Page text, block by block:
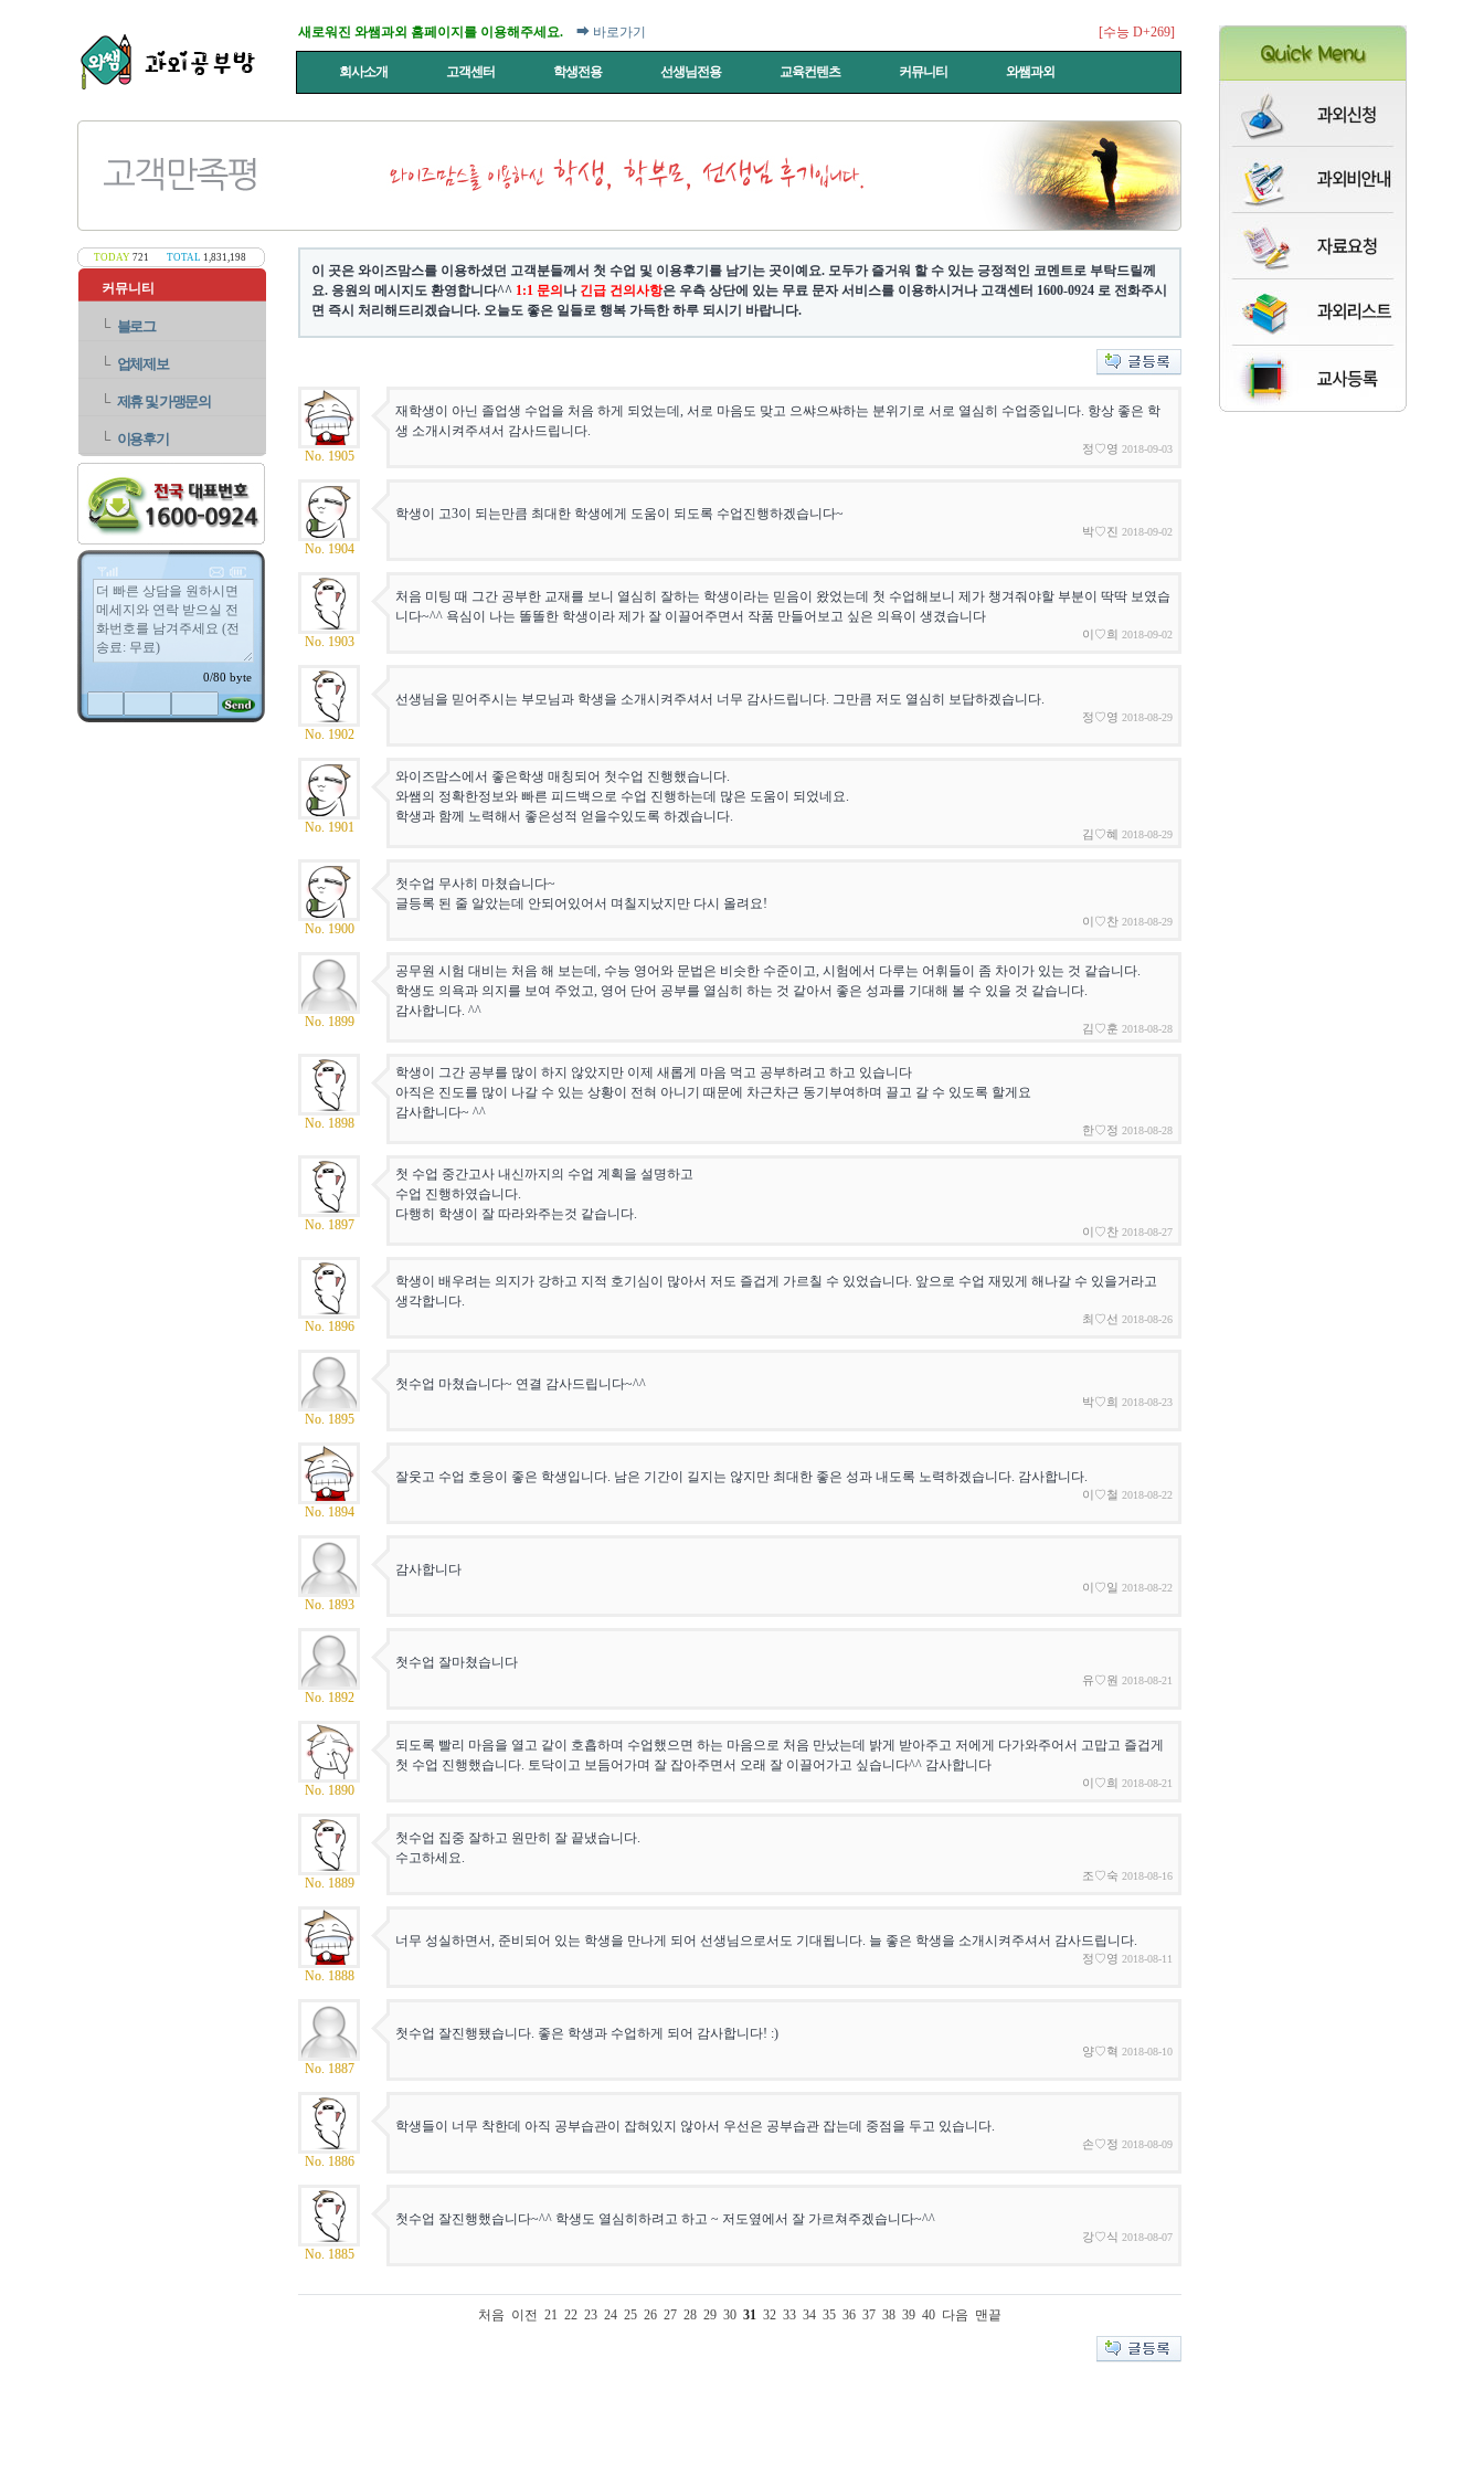
새로워진 와쌤과외 홈페이지를 이용해주세요. ➡ 바로가기 [수능 D+269]
회사소개 고객센터 학생전용 선생님전용 교육컨텐츠 커뮤니티 와쌤과외
이 곳은 와이즈맘스를 이용하셨던 고객분들께서 첫 수업 및 이용후기를 남기는 곳이예요. 모두가 즐거워 할 수 있는 긍정적인 코멘트로 부탁드릴께
요. 응원의 메시지도 환영합니다^^ 1:1 문의 나 긴급 건의사항은 우측 상단에 있는 무료 문자 서비스를 이용하시거나 고객센터 1600-0924 로 전화주시
면 즉시 처리해드리겠습니다. 오늘도 좋은 일들로 행복 가득한 하루 되시기 바랍니다.
No. 1905
재학생이 아닌 졸업생 수업을 처음 하게 되었는데, 서로 마음도 맞고 으쌰으쌰하는 분위기로 서로 열심히 수업중입니다. 항상 좋은 학
생 소개시켜주셔서 감사드립니다.
정♡영 2018-09-03
No. 1904
학생이 고3이 되는만큼 최대한 학생에게 도움이 되도록 수업진행하겠습니다~
박♡진 2018-09-02
No. 1903
처음 미팅 때 그간 공부한 교재를 보니 열심히 잘하는 학생이라는 믿음이 왔었는데 첫 수업해보니 제가 챙겨줘야할 부분이 딱딱 보였습
니다~^^ 욕심이 나는 똘똘한 학생이라 제가 잘 이끌어주면서 작품 만들어보고 싶은 의욕이 생겼습니다
이♡희 2018-09-02
No. 1902
선생님을 믿어주시는 부모님과 학생을 소개시켜주셔서 너무 감사드립니다. 그만큼 저도 열심히 보답하겠습니다.
정♡영 2018-08-29
No. 1901
와이즈맘스에서 좋은학생 매칭되어 첫수업 진행했습니다.
와쌤의 정확한정보와 빠른 피드백으로 수업 진행하는데 많은 도움이 되었네요.
학생과 함께 노력해서 좋은성적 얻을수있도록 하겠습니다.
김♡혜 2018-08-29
No. 1900
첫수업 무사히 마쳤습니다~
글등록 된 줄 알았는데 안되어있어서 며칠지났지만 다시 올려요!
이♡찬 2018-08-29
No. 1899
공무원 시험 대비는 처음 해 보는데, 수능 영어와 문법은 비슷한 수준이고, 시험에서 다루는 어휘들이 좀 차이가 있는 것 같습니다.
학생도 의욕과 의지를 보여 주었고, 영어 단어 공부를 열심히 하는 것 같아서 좋은 성과를 기대해 볼 수 있을 것 같습니다.
감사합니다. ^^
김♡훈 2018-08-28
No. 1898
학생이 그간 공부를 많이 하지 않았지만 이제 새롭게 마음 먹고 공부하려고 하고 있습니다
아직은 진도를 많이 나갈 수 있는 상황이 전혀 아니기 때문에 차근차근 동기부여하며 끌고 갈 수 있도록 할게요
감사합니다~ ^^
한♡정 2018-08-28
No. 1897
첫 수업 중간고사 내신까지의 수업 계획을 설명하고
수업 진행하였습니다.
다행히 학생이 잘 따라와주는것 같습니다.
이♡찬 2018-08-27
No. 1896
학생이 배우려는 의지가 강하고 지적 호기심이 많아서 저도 즐겁게 가르칠 수 있었습니다. 앞으로 수업 재밌게 해나갈 수 있을거라고
생각합니다.
최♡선 2018-08-26
No. 1895
첫수업 마쳤습니다~ 연결 감사드립니다~^^
박♡희 2018-08-23
No. 1894
잘웃고 수업 호응이 좋은 학생입니다. 남은 기간이 길지는 않지만 최대한 좋은 성과 내도록 노력하겠습니다. 감사합니다.
이♡철 2018-08-22
No. 1893
감사합니다
이♡일 2018-08-22
No. 1892
첫수업 잘마쳤습니다
유♡원 2018-08-21
No. 1890
되도록 빨리 마음을 열고 같이 호흡하며 수업했으면 하는 마음으로 처음 만났는데 밝게 받아주고 저에게 다가와주어서 고맙고 즐겁게
첫 수업 진행했습니다. 토닥이고 보듬어가며 잘 잡아주면서 오래 잘 이끌어가고 싶습니다^^ 감사합니다
이♡희 2018-08-21
No. 1889
첫수업 집중 잘하고 원만히 잘 끝냈습니다.
수고하세요.
조♡숙 2018-08-16
No. 1888
너무 성실하면서, 준비되어 있는 학생을 만나게 되어 선생님으로서도 기대됩니다. 늘 좋은 학생을 소개시켜주셔서 감사드립니다.
정♡영 2018-08-11
No. 1887
첫수업 잘진행됐습니다. 좋은 학생과 수업하게 되어 감사합니다! :)
양♡혁 2018-08-10
No. 1886
학생들이 너무 착한데 아직 공부습관이 잡혀있지 않아서 우선은 공부습관 잡는데 중점을 두고 있습니다.
손♡정 2018-08-09
No. 1885
첫수업 잘진행했습니다~^^ 학생도 열심히하려고 하고 ~ 저도옆에서 잘 가르쳐주겠습니다~^^
강♡식 2018-08-07
처음 이전 21 22 23 24 25 26 27 28 29 30 31 32 33 34 35 36 37 38 39 40 다음 맨끝
TODAY 721 TOTAL 1,831,198
커뮤니티
└ 블로그
└ 업체제보
└ 제휴 및 가맹문의
└ 이용후기